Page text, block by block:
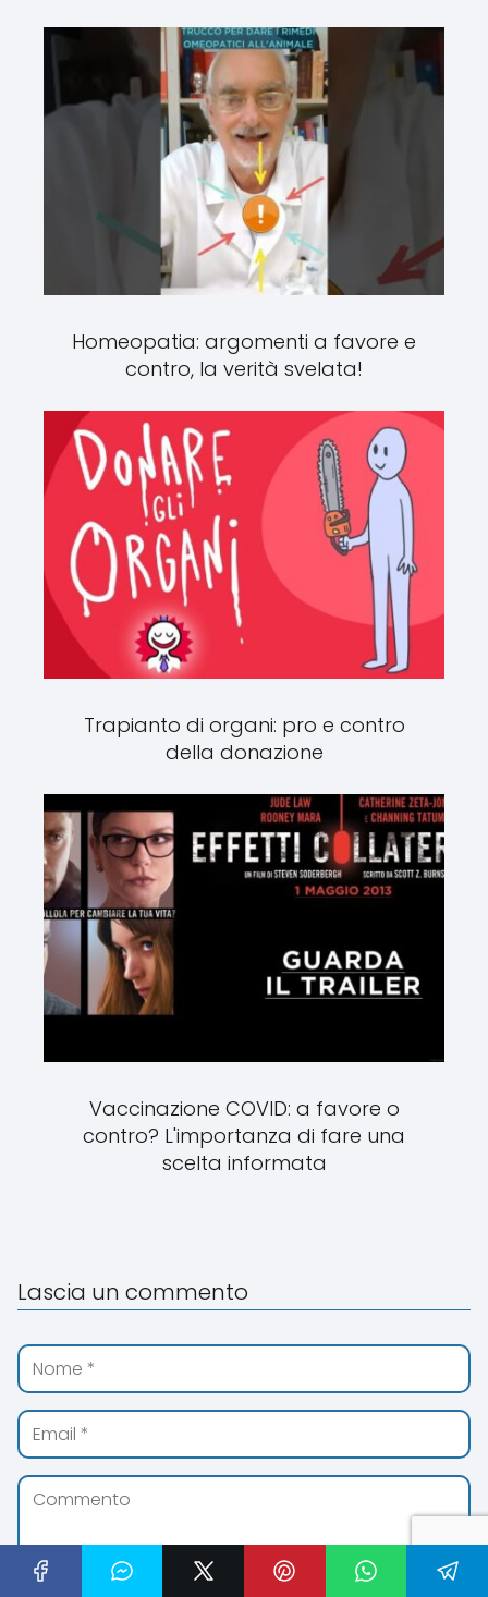
Homeopatia: argomenti a favore e
contro, la verità svelata!
Trapianto di organi: pro e contro
della donazione
Vaccinazione COVID: a favore o
contro? L'importanza di fare una
scelta informata
Lascia un commento